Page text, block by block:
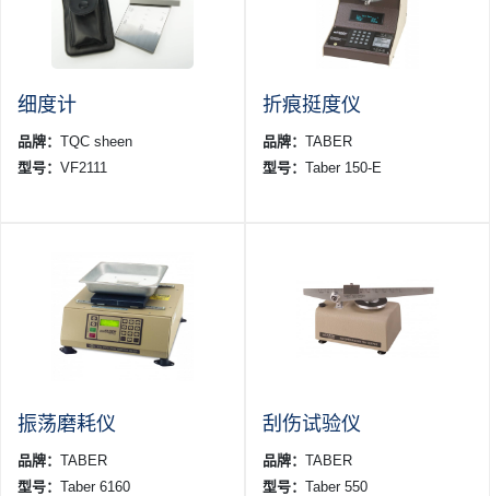
细度计
品牌： TQC sheen
型号： VF2111
折痕挺度仪
品牌： TABER
型号： Taber 150-E
振荡磨耗仪
品牌： TABER
型号： Taber 6160
刮伤试验仪
品牌： TABER
型号： Taber 550